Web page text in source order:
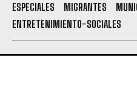
ESPECIALES MIGRANTES
ENTRETENIMIENTO-SOCIALES